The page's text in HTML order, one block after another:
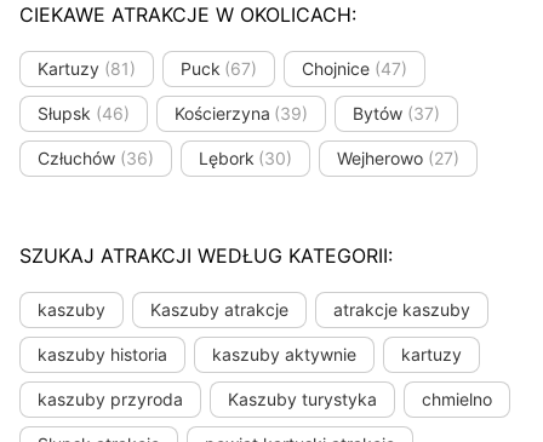
CIEKAWE ATRAKCJE W OKOLICACH:
Kartuzy (81) Puck (67) Chojnice (47)
Słupsk (46) Kościerzyna (39) Bytów (37)
Człuchów (36) Lębork (30) Wejherowo (27)
SZUKAJ ATRAKCJI WEDŁUG KATEGORII:
kaszuby Kaszuby atrakcje atrakcje kaszuby
kaszuby historia kaszuby aktywnie kartuzy
kaszuby przyroda Kaszuby turystyka chmielno